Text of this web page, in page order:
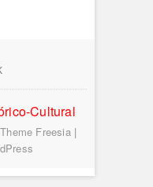
Cultural
Theme Freesia|